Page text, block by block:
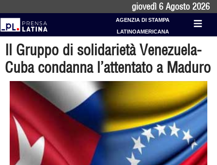
giovedì 6 Agosto 2026
AGENZIA DI STAMPA
LATINOAMERICANA
Il Gruppo di solidarietà Venezuela-
Cuba condanna l’attentato a Maduro